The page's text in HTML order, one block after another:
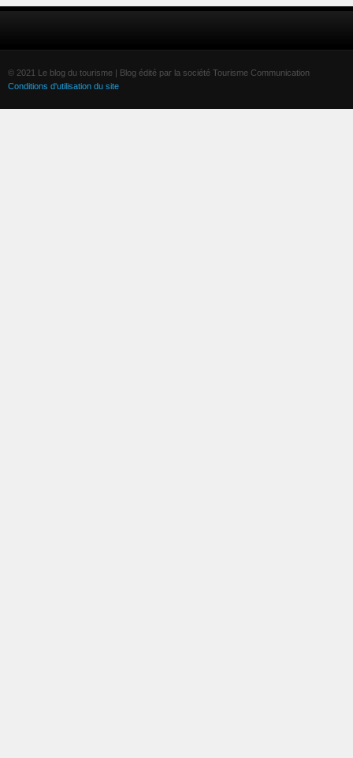
© 2021 Le blog du tourisme | Blog édité par la société Tourisme Communication
Conditions d'utilisation du site